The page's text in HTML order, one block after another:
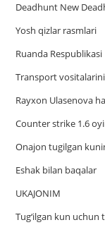
Deadhunt New
Yosh qizlar rasmlari
Ruanda Respublikasi
Trаnsport
Rayxon Ulasenova
Counter strike 1.6
Onajon tugilgan
Eshak bilan baqalar
UKAJONIM
Tug‘ilgan kun